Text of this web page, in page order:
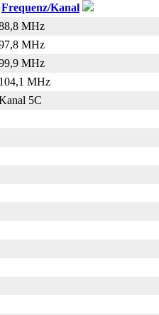
Frequenz/Kanal
MHz
MHz
MHz
104,1 MHz
5C